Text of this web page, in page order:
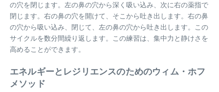
の穴を閉じます。左の鼻の穴から深く吸い込み、次に右の薬指で
閉じます。右の鼻の穴を開けて、そこから吐き出します。右の鼻
の穴から吸い込み、閉じて、左の鼻の穴から吐き出します。この
サイクルを数分間繰り返します。この練習は、集中力と静けさを
高めることができます。
エネルギーとレジリエンスのためのウィム・ホフ
メソッド